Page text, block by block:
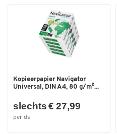
Kopieerpapier Navigator
Universal, DIN A4, 80 g/m²...
slechts € 27,99
per ds